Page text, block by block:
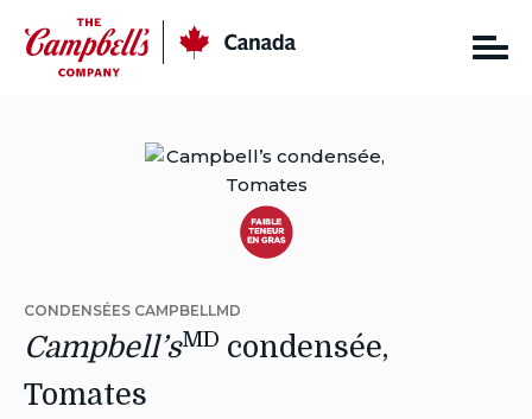
content
Régimes:
Faible
en
CONDENSÉES CAMPBELLMD
Campbell’sMD condensée,
Tomates